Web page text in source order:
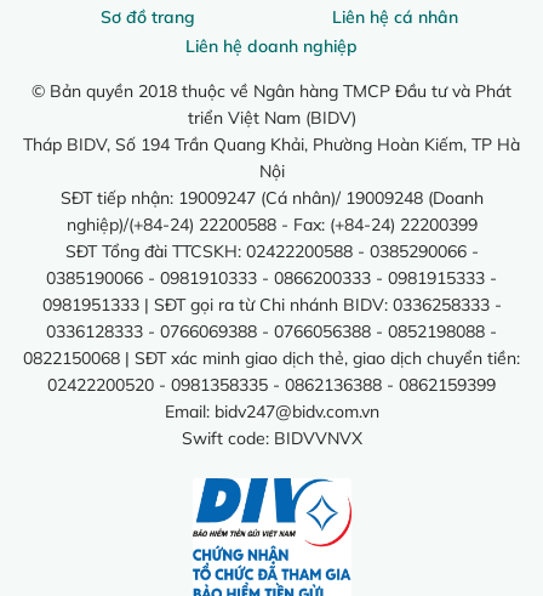
Sơ đồ trang
Liên hệ cá nhân
Liên hệ doanh nghiệp
© Bản quyền 2018 thuộc về Ngân hàng TMCP Đầu tư và Phát
triển Việt Nam (BIDV)
Tháp BIDV, Số 194 Trần Quang Khải, Phường Hoàn Kiếm, TP Hà
Nội
SĐT tiếp nhận: 19009247 (Cá nhân)/ 19009248 (Doanh
nghiệp)/(+84-24) 22200588 - Fax: (+84-24) 22200399
SĐT Tổng đài TTCSKH: 02422200588 - 0385290066 -
0385190066 - 0981910333 - 0866200333 - 0981915333 -
0981951333 | SĐT gọi ra từ Chi nhánh BIDV: 0336258333 -
0336128333 - 0766069388 - 0766056388 - 0852198088 -
0822150068 | SĐT xác minh giao dịch thẻ, giao dịch chuyển tiền:
02422200520 - 0981358335 - 0862136388 - 0862159399
Email: bidv247@bidv.com.vn
Swift code: BIDVVNVX